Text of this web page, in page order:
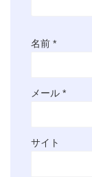
名前 *
メール *
サイト